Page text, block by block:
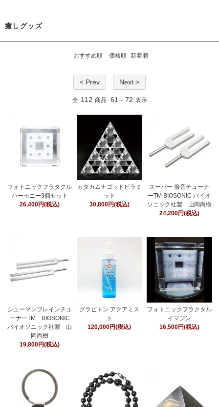
癒しグッズ
おすすめ順 価格順 新着順
< Prev Next >
全 112 商品 61 - 72 表示
フォトニックフラタクル
ハーモニー3個セット
26,400円(税込)
カタカムナゴッドピラミ
ッド
30,800円(税込)
スーパー 倍音チューナ
ーTM BIOSONIC バイオ
ソニック社製 山岡尚樹
24,200円(税込)
シューマンブレインチュ
ーナーTM BIOSONIC
バイオソニック社製 山
岡尚樹
19,800円(税込)
グラビトン アクアミス
ト
120,000円(税込)
フォトニックフラクタル
イマジン
16,500円(税込)